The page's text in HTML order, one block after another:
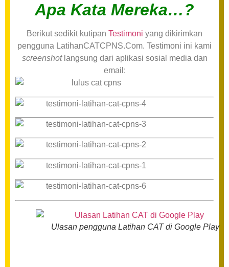
Apa Kata Mereka…?
Berikut sedikit kutipan Testimoni yang dikirimkan
pengguna LatihanCATCPNS.Com. Testimoni ini kami
screenshotlangsung dari aplikasi sosial media dan
email:
Ulasan pengguna Latihan CAT di Google Play